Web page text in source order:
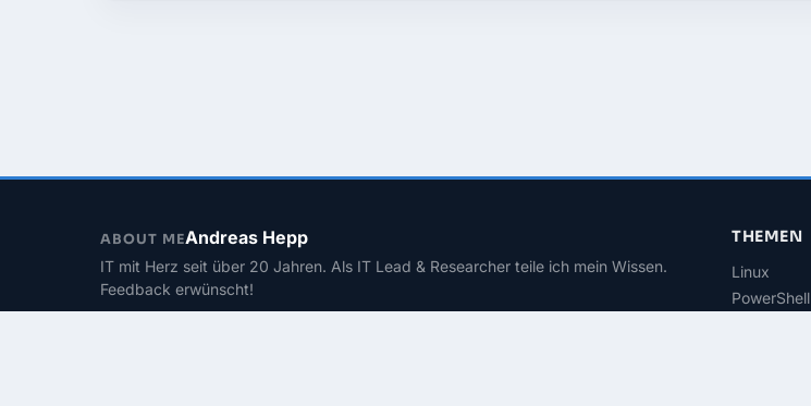
ABOUT MEAndreas Hepp
IT mit Herz seit über 20 Jahren. Als IT Lead & Researcher teile ich mein Wissen.
Feedback erwünscht!
THEMEN
Linux
PowerShell